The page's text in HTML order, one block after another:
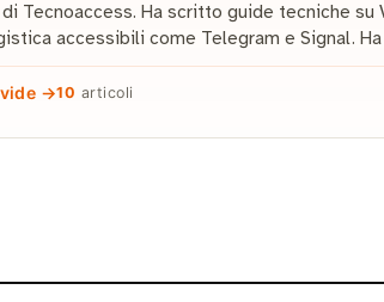
Tecnoaccess. Ha scritto guide tecniche
accessibili come Telegram e Signal.
→10 articoli